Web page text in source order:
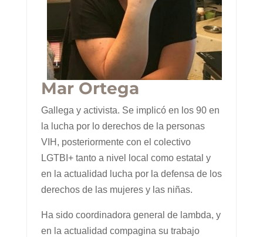
Mar Ortega
Gallega y activista. Se implicó en los 90 en
la lucha por lo derechos de la personas
VIH, posteriormente con el colectivo
LGTBI+ tanto a nivel local como estatal y
en la actualidad lucha por la defensa de los
derechos de las mujeres y las niñas.
Ha sido coordinadora general de lambda, y
en la actualidad compagina su trabajo